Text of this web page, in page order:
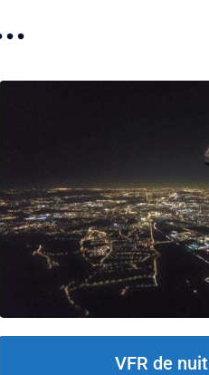
VFR de nuit